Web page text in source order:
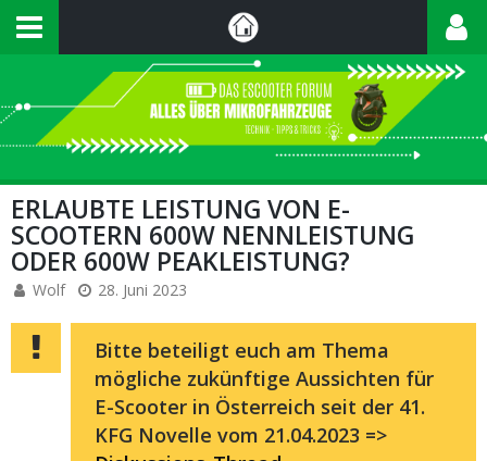
ERLAUBTE LEISTUNG VON E-
SCOOTERN 600W NENNLEISTUNG
ODER 600W PEAKLEISTUNG?
Wolf 28. Juni 2023
Bitte beteiligt euch am Thema
mögliche zukünftige Aussichten für
E-Scooter in Österreich seit der 41.
KFG Novelle vom 21.04.2023 =>